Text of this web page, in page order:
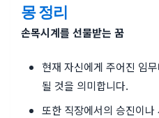
몽 정리
손목시계를 선물받는 꿈
현재 자신에게 주어진 임
될 것을 의미합니다.
또한 직장에서의 승진이